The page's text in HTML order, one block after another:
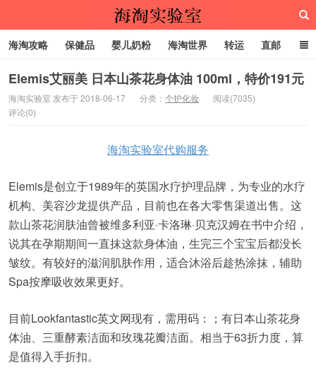
海淘攻略 保健品 婴儿奶粉 海淘世界 转运 直邮
代购服务
Elemis艾丽美 日本山茶花身体油 100ml，特价191元
海淘实验室 发布于 2018-06-17 分类： 个护化妆
阅读(7035)
评论(0)
海淘实验室代购服务
Elemis是创立于1989年的英国水疗护理品牌，为专业的水疗
机构、美容沙龙提供产品，目前也在各大零售渠道出售。这
款山茶花润肤油曾被维多利亚·卡洛琳·贝克汉姆在书中介绍，
说其在孕期期间一直抹这款身体油，生完三个宝宝后都没长
皱纹。有较好的滋润肌肤作用，适合沐浴后趁热涂抹，辅助
Spa按摩吸收效果更好。
目前Lookfantastic英文网现有，需用码：；有日本山茶花身
体油、三重酵素洁面和玫瑰花瓣洁面。相当于63折力度，算
是值得入手折扣。